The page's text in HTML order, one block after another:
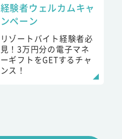
経験者ウェルカムキャ
ンペーン
リゾートバイト経験者必
見！3万円分の電子マネ
ーギフトをGETするチャ
ンス！